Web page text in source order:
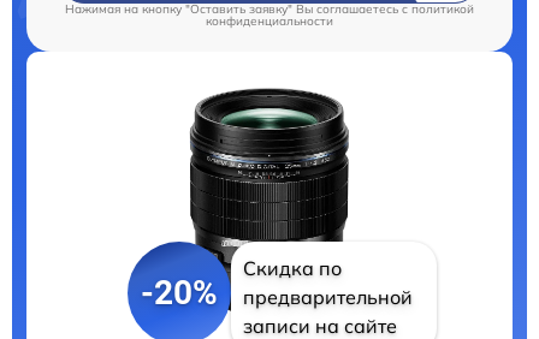
Нажимая на кнопку "Оставить заявку" Вы соглашаетесь c политикой
конфиденциальности
-20%
Скидка по
предварительной
записи на сайте